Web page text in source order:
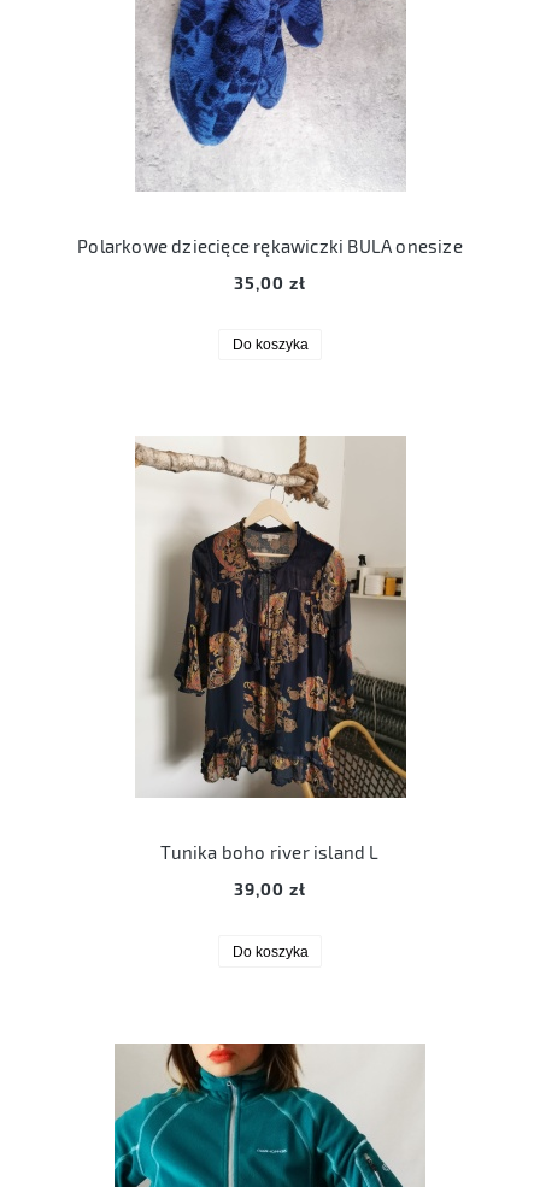
Polarkowe dziecięce rękawiczki BULA onesize
35,00 zł
Do koszyka
Tunika boho river island L
39,00 zł
Do koszyka